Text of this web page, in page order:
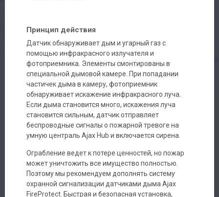
Авторизация
Каталог
Производители
Сервис
Доставка
Контакты
Принцип действия
Датчик обнаруживает дым и угарный газ с
помощью инфракрасного излучателя и
фотоприемника. Элементы смонтированы в
специальной дымовой камере. При попадании
частичек дыма в камеру, фотоприемник
обнаруживает искажение инфракрасного луча.
Если дыма становится много, искажения луча
становится сильным, датчик отправляет
беспроводные сигналы о пожарной тревоге на
умную централь Ajax Hub и включается сирена.
Ограбление ведет к потере ценностей, но пожар
может уничтожить все имущество полностью.
Поэтому мы рекомендуем дополнять систему
охранной сигнализации датчиками дыма Ajax
FireProtect. Быстрая и безопасная установка,